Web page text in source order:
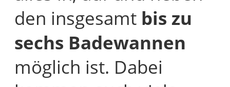
den insgesamt bis zu
sechs Badewannen
möglich ist. Dabei